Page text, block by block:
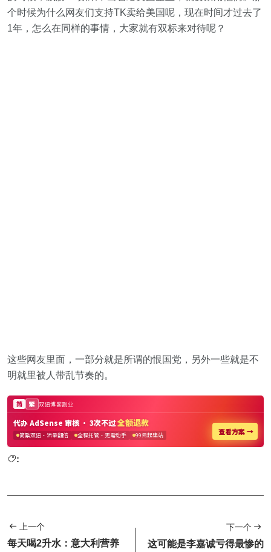
个时候为什么网友们支持TK卖给美国呢，现在时间才过去了
1年，怎么在同样的事情，大家就有双标来对待呢？
这些网友里面，一部分就是所谓的恨国党，另外一些就是不
明就里被人带乱节奏的。
:
上一个
每天喝2升水：意大利营养
下一个
这可能是李嘉诚亏得最惨的